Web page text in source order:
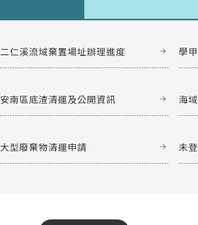
二仁溪流域棄置場址辦理進度 學
安南區底渣清運及公開資訊 海
大型廢棄物清運申請 未